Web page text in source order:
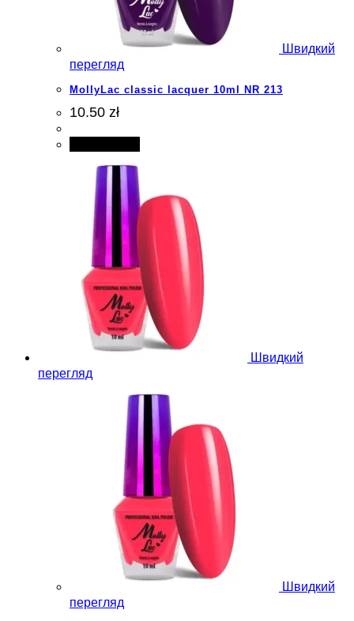
Швидкий
перегляд
MollyLac classic lacquer 10ml NR 213
10.50 zł
Швидкий
перегляд
Швидкий
перегляд